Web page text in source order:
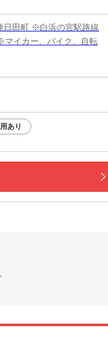
日田町 ※白浜の宮駅路線
イカー、バイク、自転
あり